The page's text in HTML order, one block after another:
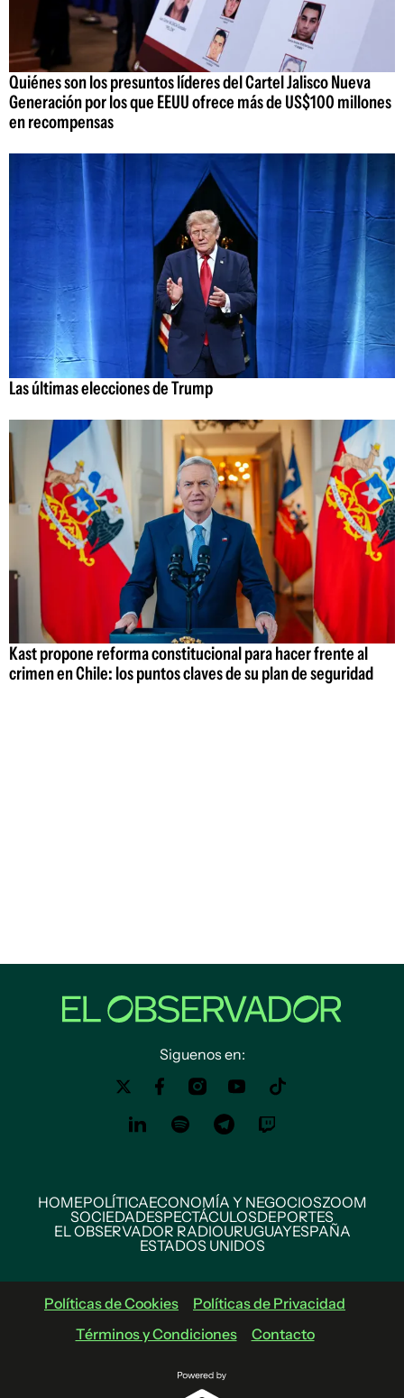
Quiénes son los presuntos líderes del Cartel Jalisco Nueva
Generación por los que EEUU ofrece más de US$100 millones
en recompensas
Las últimas elecciones de Trump
Kast propone reforma constitucional para hacer frente al
crimen en Chile: los puntos claves de su plan de seguridad
Siguenos en:
HOMEPOLÍTICAECONOMÍA Y NEGOCIOSZOOM
SOCIEDADESPECTÁCULOSDEPORTES
EL OBSERVADOR RADIOURUGUAYESPAÑA
ESTADOS UNIDOS
Políticas de Cookies
Políticas de Privacidad
Términos y Condiciones
Contacto